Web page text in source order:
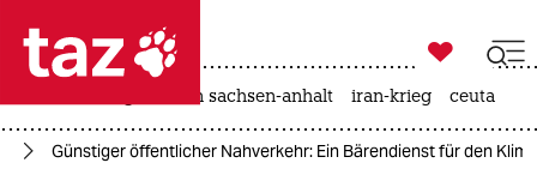
 taz zahl ich
taz zahl ich

taz zahl ich
landtagswahl in sachsen-anhalt iran-krieg ceuta
Günstiger öffentlicher Nahverkehr: Ein Bärendienst für den